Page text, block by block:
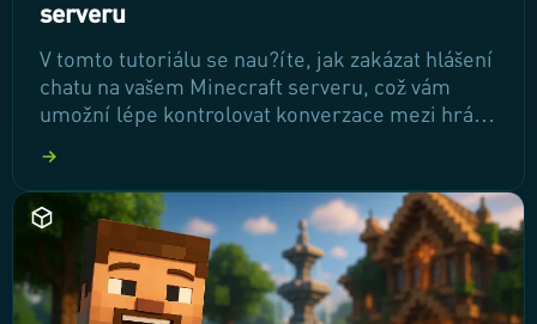
serveru
V tomto tutoriálu se nau?íte, jak zakázat hlášení
chatu na vašem Minecraft serveru, což vám
umožní lépe kontrolovat konverzace mezi hrá?i.
máme pro vás jednoduché a efektivní kroky,
které vám pomohou zajistit bezpe?n?jší herní
prost?edí bez zbyte?ných obav z necht?ného
hlášení.